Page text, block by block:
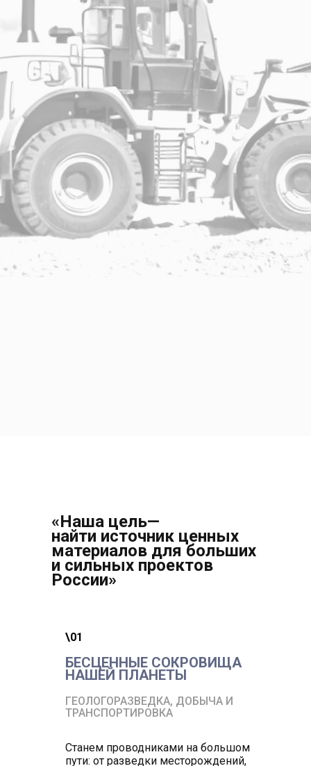
«Наша цель—
найти источник ценных
материалов для больших
и сильных проектов
России»
Станем проводниками на большом
пути: от разведки месторождений,
ГЕОЛОГОРАЗВЕДКА, ДОБЫЧА И
ТРАНСПОРТИРОВКА
БЕСЦЕННЫЕ СОКРОВИЩА
НАШЕЙ ПЛАНЕТЫ
\01